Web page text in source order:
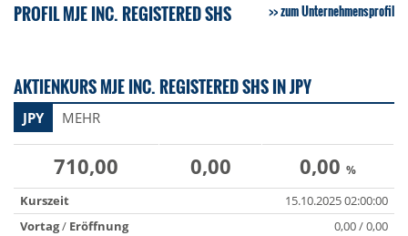
PROFIL MJE INC. REGISTERED SHS zum Unternehmensprofil
AKTIENKURS MJE INC. REGISTERED SHS IN JPY
JPY MEHR
710,00 0,00 0,00 %
Kurszeit
15.10.2025 02:00:00
Vortag/ Eröffnung 0,00 / 0,00